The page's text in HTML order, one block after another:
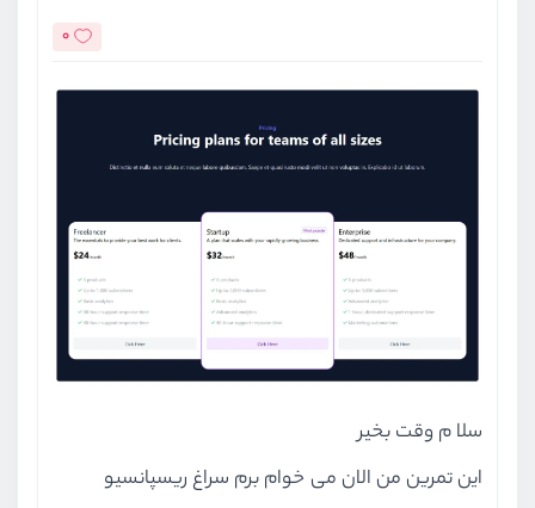
0
سلا م وقت بخیر
این تمرین من الان می خوام برم سراغ ریسپانسیو